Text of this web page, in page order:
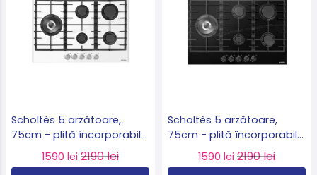
Scholtès 5 arzătoare,
75cm - plită încorporabilă
pe gaz cu sticlă albă
model SOTG1730W
1590 lei 2190 lei
Scholtès 5 arzătoare,
75cm - plită încorporabilă
pe gaz cu sticlă neagră
model SOTG1730B
1590 lei 2190 lei